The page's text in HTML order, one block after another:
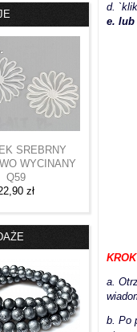
SREBRNY
WYCINANY
Q59
zł
d.
e. lub
a.
b. Po